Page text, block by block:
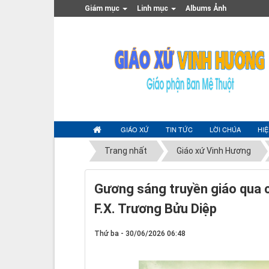
Giám mục Linh mục Albums Ảnh
GIÁO XỨ TIN TỨC LỜI CHÚA
Trang nhất Giáo xứ Vinh Hương
Gương sáng truyền giáo qua
F.X. Trương Bửu Diệp
Thứ ba - 30/06/2026 06:48